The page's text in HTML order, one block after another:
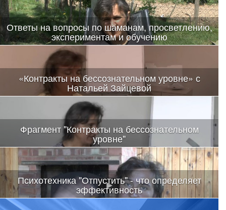
Ответы на вопросы по шаманам, просветлению,
экспериментам и обучению
«Контракты на бессознательном уровне» с
Натальей Зайцевой
Положено начало открытому вручению магических
психотехник.
Фрагмент "Контракты на бессознательном
уровне"
В полном объеме все техники влияния на разных уровнях, в
том числе и жесткого, на аудиторию выданы впервые
Психотехника "Отпустить" - что определяет
эффективность